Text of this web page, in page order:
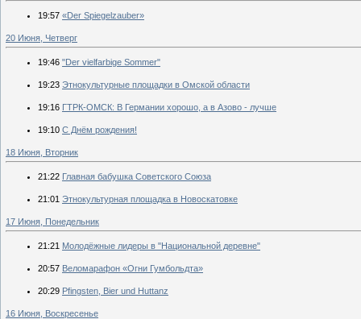
19:57 «Der Spiegelzauber»
20 Июня, Четверг
19:46 "Der vielfarbige Sommer"
19:23 Этнокультурные площадки в Омской области
19:16 ГТРК-ОМСК: В Германии хорошо, а в Азово - лучше
19:10 С Днём рождения!
18 Июня, Вторник
21:22 Главная бабушка Советского Союза
21:01 Этнокультурная площадка в Новоскатовке
17 Июня, Понедельник
21:21 Молодёжные лидеры в "Национальной деревне"
20:57 Веломарафон «Огни Гумбольдта»
20:29 Pfingsten, Bier und Huttanz
16 Июня, Воскресенье